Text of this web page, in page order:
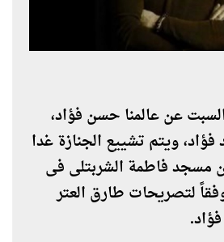
عن عالمنا حسن فؤاد،
ويتم تشييع الجنازة غدا
مسجد فاطمة الشربتلى فى
لتصريحات طارق العتر